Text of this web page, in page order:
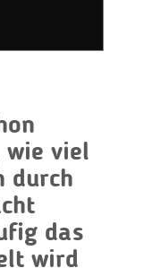
viel
durch
das
wird